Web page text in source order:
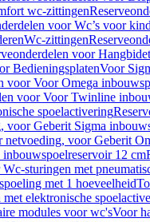
wc-zittingen
voor Wc’s voor
Wc-zittingen
voor
BedieningsplatenVoor
voor Voor Omega
voor Voor Twinline
spoelactivering
voor Geberit Sigma
netvoeding, voor Geberit
12 cm
sturingen met
met 1 hoeveelheid
elektronische
modules voor wc'sVoor